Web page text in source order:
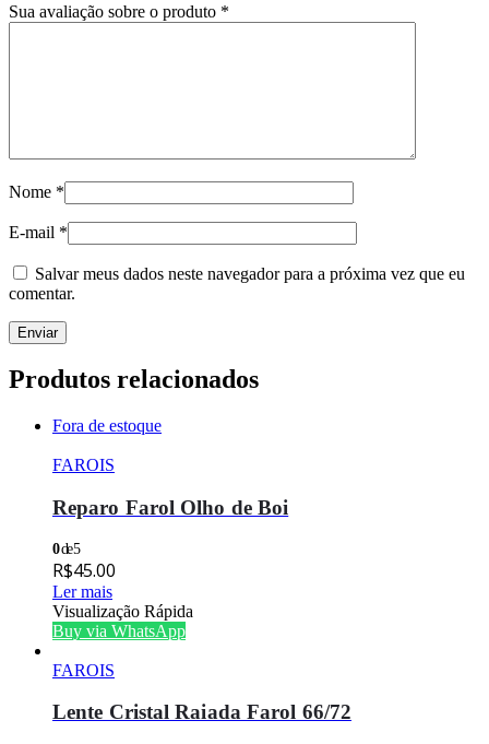
Sua avaliação sobre o produto *
Nome *
E-mail *
Salvar meus dados neste navegador para a próxima vez que eu
comentar.
Produtos relacionados
Fora de estoque
FAROIS
Reparo Farol Olho de Boi
0de 5
R$45.00
Ler mais
Visualização Rápida
Buy via WhatsApp
FAROIS
Lente Cristal Raiada Farol 66/72